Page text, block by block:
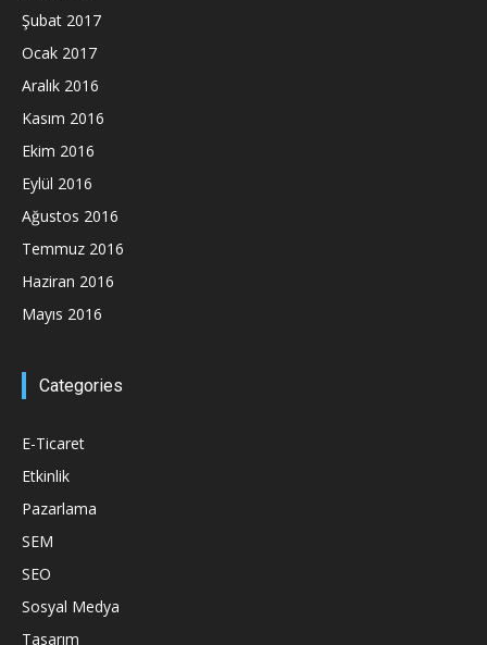
Şubat 2017
Ocak 2017
Aralık 2016
Kasım 2016
Ekim 2016
Eylül 2016
Ağustos 2016
Temmuz 2016
Haziran 2016
Mayıs 2016
Categories
E-Ticaret
Etkinlik
Pazarlama
SEM
SEO
Sosyal Medya
Tasarım